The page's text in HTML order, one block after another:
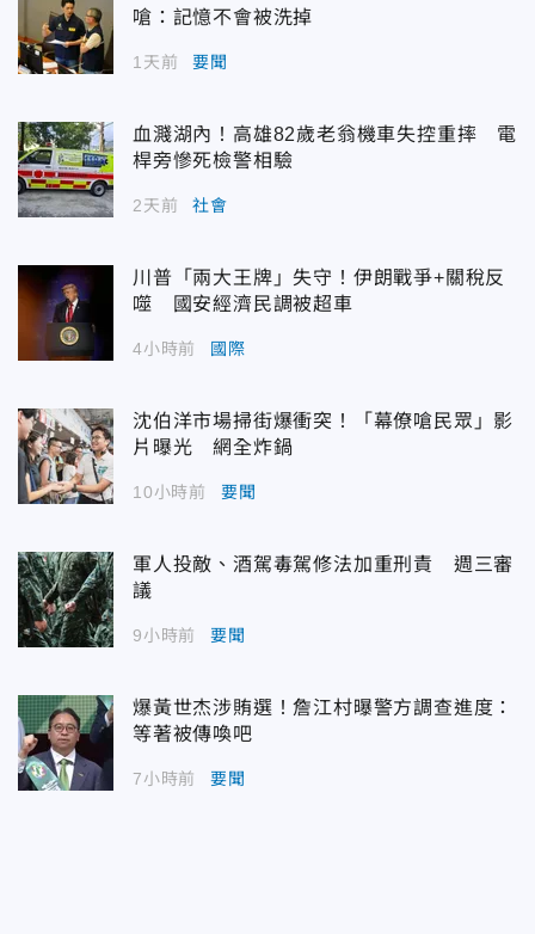
嗆：記憶不會被洗掉
1天前 要聞
血濺湖內！高雄82歲老翁機車失控重摔 電
桿旁慘死檢警相驗
2天前 社會
川普「兩大王牌」失守！伊朗戰爭+關稅反
噬 國安經濟民調被超車
4小時前 國際
沈伯洋市場掃街爆衝突！「幕僚嗆民眾」影
片曝光 網全炸鍋
10小時前 要聞
軍人投敵、酒駕毒駕修法加重刑責 週三審
議
9小時前 要聞
爆黃世杰涉賄選！詹江村曝警方調查進度：
等著被傳喚吧
7小時前 要聞